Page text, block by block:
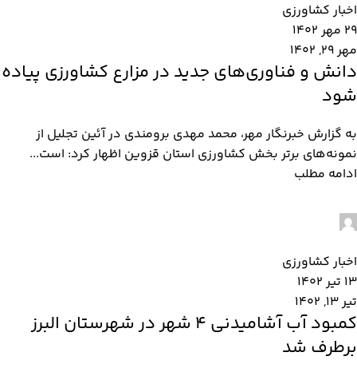
اخبار کشاورزی
29 مهر 1402
مهر 29, 1402
دانش و فناوری‌های جدید در مزارع کشاورزی پیاده
شود
به گزارش خبرنگار مهر، محمد مهدی برومندی در آئین تجلیل از
نمونه‌های برتر بخش کشاورزی استان قزوین اظهار کرد: است...
ادامه مطلب
اخبار کشاورزی
13 تیر 1402
تیر 13, 1402
کمبود آب آشامیدنی ۴ شهر در شهرستان البرز
برطرف شد